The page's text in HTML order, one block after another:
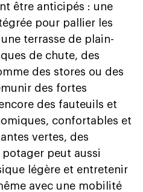
être anticipés : une
pour pallier les
terrasse de plain-
de chute, des
des stores ou des
des fortes
des fauteuils et
confortables et
vertes, des
peut aussi
légère et entretenir
avec une mobilité